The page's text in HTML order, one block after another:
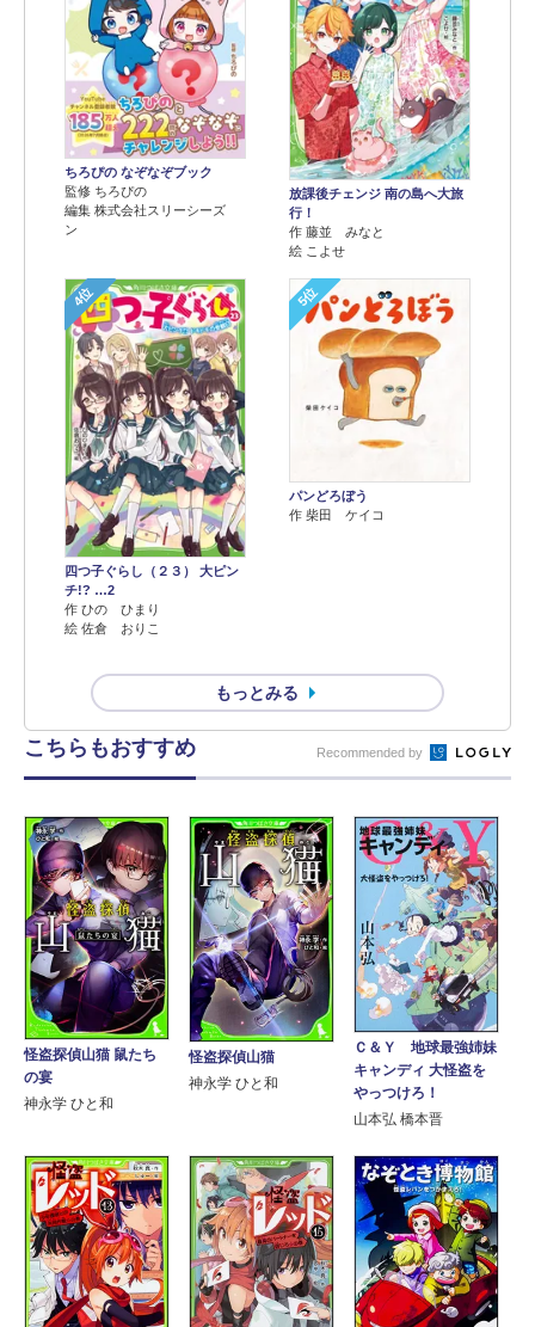
ちろぴの なぞなぞブック
監修 ちろぴの
編集 株式会社スリーシーズ
ン
放課後チェンジ 南の島へ大旅
行！
作 藤並 みなと
絵 こよせ
4位
四つ子ぐらし（２３） 大ピン
チ!? …2
作 ひの ひまり
絵 佐倉 おりこ
5位
パンどろぼう
作 柴田 ケイコ
もっとみる
こちらもおすすめ Recommended by
怪盗探偵山猫 鼠たち
の宴
神永学 ひと和
怪盗探偵山猫
神永学 ひと和
Ｃ＆Ｙ 地球最強姉妹
キャンディ 大怪盗を
やっつけろ！
山本弘 橋本晋